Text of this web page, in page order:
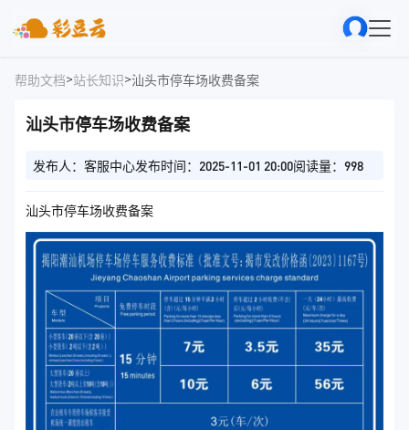
帮助文档>站长知识>汕头市停车场收费备案
汕头市停车场收费备案
发布人：客服中心发布时间：2025-11-01 20:00阅读量：998
汕头市停车场收费备案